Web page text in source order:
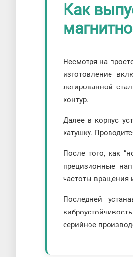
Как
Несмотря на
изготовление
легированной
контур.
Далее в корпус
катушку.
После того, как
прецизионные
частоты вращения
Последней
серийное